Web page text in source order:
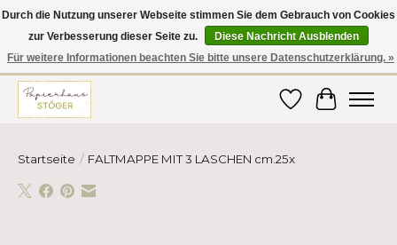
Hier finden Sie hochwertige Produkte im Bereich Schule, Büro, Papier,
Schreiben und vieles mehr! Erhalten Sie Ihre Bestellung bequem nach
Hause oder ins Büro geliefert!
Wunschzettel
Ihr
Startseite / FALTMAPPE MIT 3 LASCHEN cm.25x
Durch die Nutzung unserer Webseite stimmen Sie dem Gebrauch von Cookies
zur Verbesserung dieser Seite zu.
Diese Nachricht Ausblenden
Für weitere Informationen beachten Sie bitte unsere Datenschutzerklärung. »